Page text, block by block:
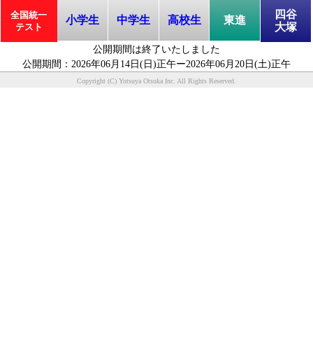
全国統一
テスト
小学生 中学生 高校生 東進
四谷
大塚
公開期間は終了いたしました
公開期間：2026年06月14日(日)正午ー2026年06月20日(土)正午
Copyright (C) Yotsuya Otsuka Inc. All Rights Reserved.